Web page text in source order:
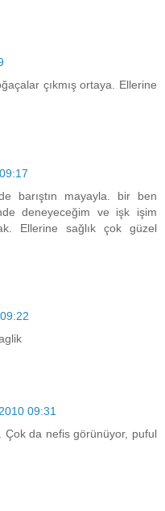
çıkmış ortaya. Ellerine
barıştın mayayla. bir ben
deneyeceğim ve işk işim
Ellerine sağlık çok güzel
09:31
Çok da nefis görünüyor, puful